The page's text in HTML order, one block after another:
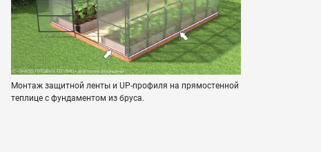
Монтаж защитной ленты и UP-профиля на прямостенной
теплице с фундаментом из бруса.